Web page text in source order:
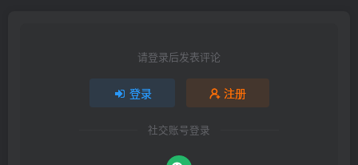
请登录后发表评论
登录 注册
社交账号登录